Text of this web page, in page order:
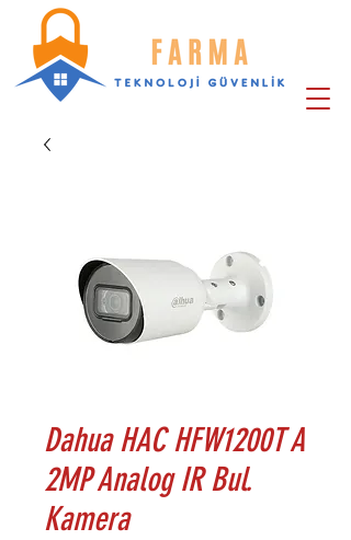
Dahua HAC HFW1200T A
2MP Analog IR Bul.
Kamera